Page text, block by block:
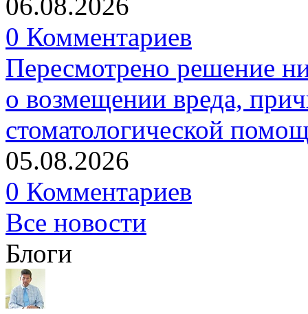
0 Комментариев
Пересмотрено решение
о возмещении вреда,
стоматологической
05.08.2026
0 Комментариев
Все новости
Блоги